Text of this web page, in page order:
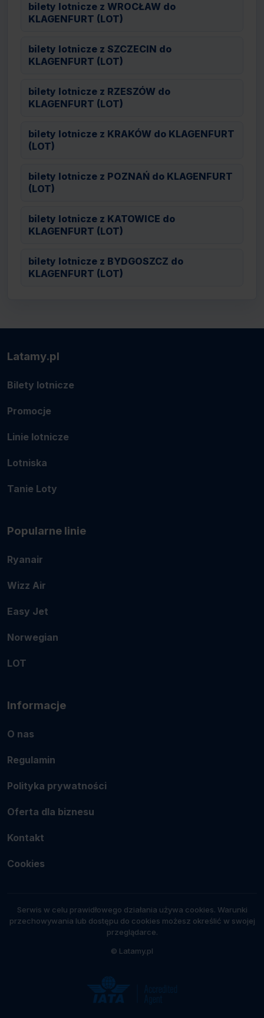
bilety lotnicze z WROCŁAW do
KLAGENFURT (LOT)
bilety lotnicze z SZCZECIN do
KLAGENFURT (LOT)
bilety lotnicze z RZESZÓW do
KLAGENFURT (LOT)
bilety lotnicze z KRAKÓW do KLAGENFURT
(LOT)
bilety lotnicze z POZNAŃ do KLAGENFURT
(LOT)
bilety lotnicze z KATOWICE do
KLAGENFURT (LOT)
bilety lotnicze z BYDGOSZCZ do
KLAGENFURT (LOT)
Latamy.pl
Bilety lotnicze
Promocje
Linie lotnicze
Lotniska
Tanie Loty
Popularne linie
Ryanair
Wizz Air
Easy Jet
Norwegian
LOT
Informacje
O nas
Regulamin
Polityka prywatności
Oferta dla biznesu
Kontakt
Cookies
Serwis w celu prawidłowego działania używa cookies. Warunki
przechowywania lub dostępu do cookies możesz określić w swojej
przeglądarce.
© Latamy.pl